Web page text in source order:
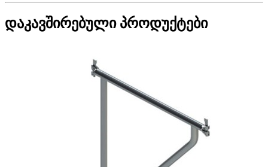
დაკავშირებული პროდუქტები